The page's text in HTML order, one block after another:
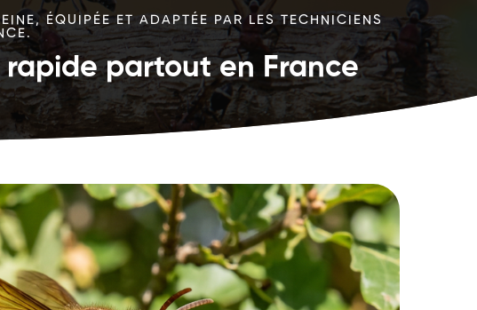
ÉQUIPÉE ET ADAPTÉE PAR LES TECHNICIENS
partout en France